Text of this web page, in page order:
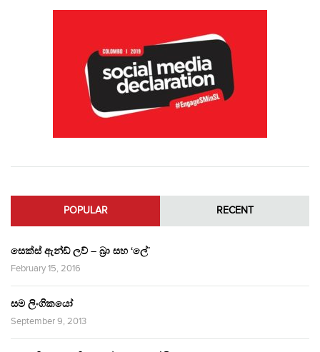
POPULAR RECENT
සෙක්ස් ඇන්ඩ් ලව් – බ්‍රා සහ ‘ලේ’
February 15, 2016
සම ලිංගිකයෝ
September 9, 2013